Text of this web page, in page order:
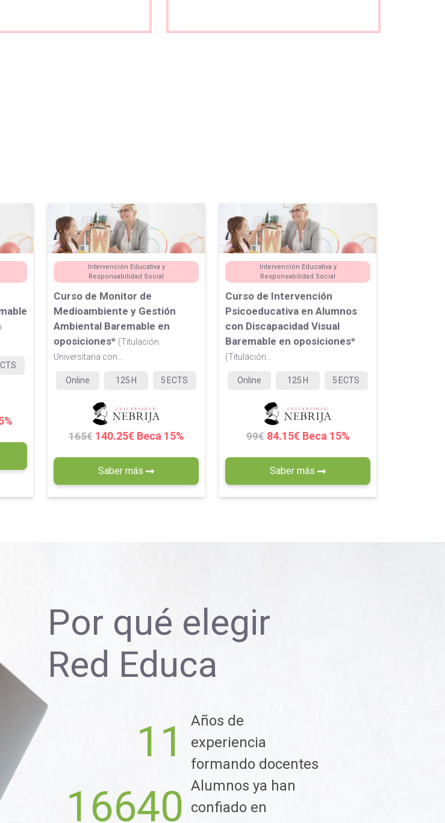
Intervención Educativa y
Responsabilidad Social
Curso de Monitor de
Medioambiente y Gestión
Ambiental Baremable en
oposiciones* (Titulación
Universitaria con...
Online 125 H 5 ECTS
165€ 140.25€ Beca 15%
Saber más
Intervención Educativa y
Responsabilidad Social
Curso de Intervención
Psicoeducativa en Alumnos
con Discapacidad Visual
Baremable en oposiciones*
(Titulación...
Online 125 H 5 ECTS
99€ 84.15€ Beca 15%
Saber más
Por qué elegir
Red Educa
11
Años de
experiencia
formando docentes
16640 Alumnos ya han
confiado en